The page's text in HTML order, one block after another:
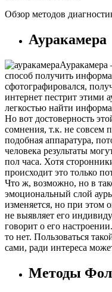
Обзор методов
Ауракамера
Ауракамера
способ получить
сфотографировался,
интернет пестрит этими
легкостью найти
Но вот достоверность
сомнения, т.к. не совсем
подобная аппаратура,
человека результаты
пол часа. Хотя
происходит это только
Что ж, возможно, но в
эмоциональный слой
изменяется, но при этом
не выявляет его
говорит о его
то нет. Пользоваться
сами, ради интереса
Методы